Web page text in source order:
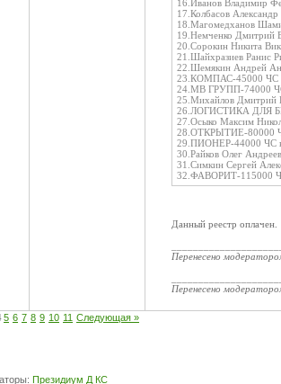
16.Иванов Владимир
17.Колбасов
18.Магомедханов
19.Немченко Дмитрий
20.Сорокин Никита
21.Шайхразиев Ранис
22.Шемякин Андрей
23.КОМПАС-45000 ЧС
24.МВ ГРУПП-74000
25.Михайлов Дмитрий
26.ЛОГИСТИКА ДЛЯ
27.Осыко Максим
28.ОТКРЫТИЕ-80000
29.ПИОНЕР-44000 ЧС
30.Райков Олег
31.Симкин Сергей
32.ФАВОРИТ-115000
Данный реестр оплачен.
Перенесено
Перенесено
5 6 7 8 9 10 11 Следующая »
Президиум Д КС